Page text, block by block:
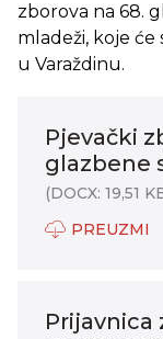
zborova na 68.
mladeži, koje će
u Varaždinu.
Pjevački
glazbene
(DOCX: 19,51
PREUZMI
Prijavnica